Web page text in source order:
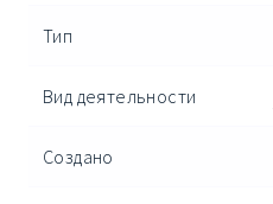
Тип
Вид деятельности
Создано